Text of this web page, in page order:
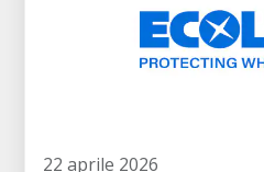
22 aprile 2026